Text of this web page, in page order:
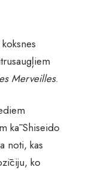
Merveilles.
kā Shiseido
noti, kas
ko